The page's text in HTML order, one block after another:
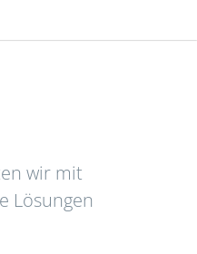
wir mit
Lösungen